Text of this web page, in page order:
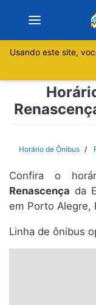
Sobre
Rio de
Usando este site,
Horário de Ônibus
Confira o
Renascença da
em Porto Alegre,
Linha de ônibus